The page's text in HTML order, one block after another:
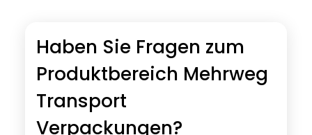
Haben Sie Fragen zum
Produktbereich Mehrweg
Transport
Verpackungen?